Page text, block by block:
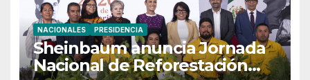
NACIONALES PRESIDENCIA
Sheinbaum anuncia Jornada
Nacional de Reforestación